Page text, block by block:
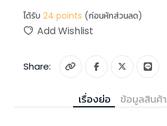
ได้รับ 24 points (ก่อนหักส่วนลด)
Add Wishlist
Share:
เรื่องย่อ ข้อมูลสินค้า